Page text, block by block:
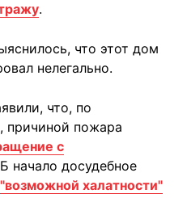
.
что этот дом
нелегально.
что, по
причиной пожара
с
начало досудебное
"возможной халатности"